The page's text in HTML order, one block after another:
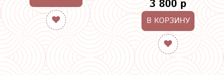
3 800 р
В КОРЗИНУ